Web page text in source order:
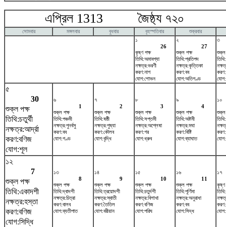
এপ্রিল 1313 জৈষ্ঠ্য ৭২০
সোমবার মঙ্গলবার বুধবার বৃহস্পতিবার
শুক্রবার
১
26
কৃষ্ণ পক্ষ
তিথি:অমাবশ্যা
নক্ষত্র:ভরণী
করণ:নাগ
যোগ:শোভন
২
27
শুক্ল পক্ষ
তিথি:প্রতিপদ
নক্ষত্র:কৃত্তিকা
করণ:বব
যোগ:অতিগণ্ড
৩
শুক্ল
৫
30
শুক্ল পক্ষ
তিথি:চতুর্থী
নক্ষত্র:আর্দ্রা
করণ:বণিজ
যোগ:শূল
৬
1
শুক্ল পক্ষ
তিথি:পঞ্চমী
নক্ষত্র:পুনর্বসু
করণ:বব
যোগ:গণ্ড
৭
2
শুক্ল পক্ষ
তিথি:ষষ্ঠী
নক্ষত্র:পুষ্যা
করণ:কৌলব
যোগ:বৃদ্ধি
৮
3
শুক্ল পক্ষ
তিথি:সপ্তমী
নক্ষত্র:অশ্লেষা
করণ:গর
যোগ:ধ্রুব
৯
4
শুক্ল পক্ষ
তিথি:অষ্টমী
নক্ষত্র:মঘা
করণ:বিষ্টি
যোগ:ব্যাঘাত
১০
শুক্ল
১২
7
শুক্ল পক্ষ
তিথি:একাদশী
নক্ষত্র:হস্তা
করণ:বণিজ
যোগ:সিদ্ধি
১৩
8
শুক্ল পক্ষ
তিথি:দ্বাদশী
নক্ষত্র:চিত্রা
করণ:বালব
যোগ:ব্যতীপাত
১৪
9
শুক্ল পক্ষ
তিথি:ত্রয়োদশী
নক্ষত্র:স্বাতী
করণ:তৈতিল
যোগ:বরীয়ান
১৫
10
শুক্ল পক্ষ
তিথি:চতুর্দশী
নক্ষত্র:বিশাখা
করণ:বণিজ
যোগ:পরিঘ
১৬
11
শুক্ল পক্ষ
তিথি:পূর্ণিমা
নক্ষত্র:অনুরাধা
করণ:বব
যোগ:সিদ্ধ
১৭
কৃষ্ণ